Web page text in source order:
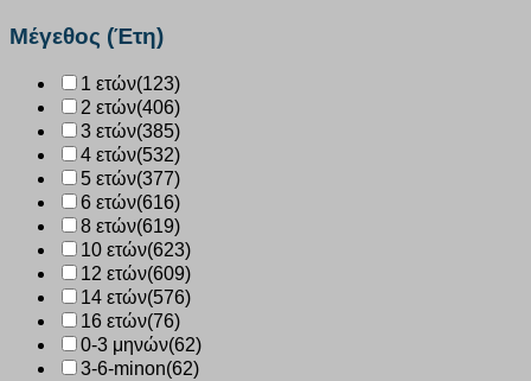
Μέγεθος (Έτη)
1 ετών(123)
2 ετών(406)
3 ετών(385)
4 ετών(532)
5 ετών(377)
6 ετών(616)
8 ετών(619)
10 ετών(623)
12 ετών(609)
14 ετών(576)
16 ετών(76)
0-3 μηνών(62)
3-6-minon(62)